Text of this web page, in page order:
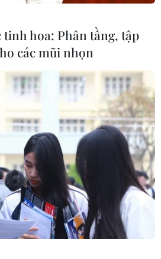
hàng Việt Nam
kim ngạch thương mại song
đạt 15 tỷ USD vào năm
cường các hoạt động xúc tiến
sản phẩm thế mạnh.
hoa: Phân tầng, tập
các mũi nhọn